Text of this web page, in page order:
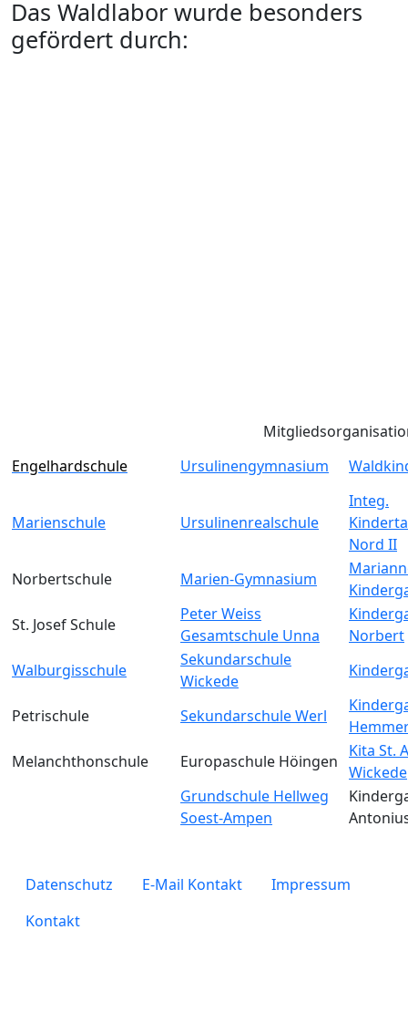
Das Waldlabor wurde besonders
gefördert durch:
Engelhardschule
Ursulinengymnasium
Marienschule Ursulinenrealschule
Integ.
Nord II
Norbertschule
Marien-Gymnasium
St. Josef Schule
Peter Weiss
Gesamtschule Unna
Norbert
Walburgisschule
Sekundarschule
Wickede
Petrischule Sekundarschule Werl
Melanchthonschule
Europaschule Höingen
Kita St.
Wickede
Grundschule Hellweg
Soest-Ampen
legals
Datenschutz E-Mail Kontakt
Impressum
Kontakt